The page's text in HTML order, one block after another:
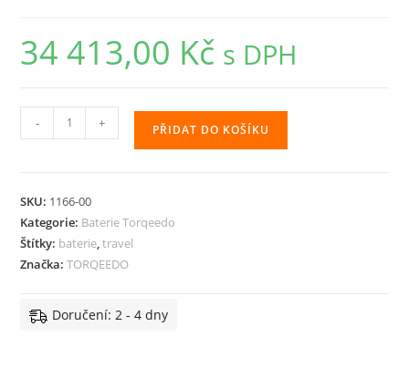
34 413,00 Kč s DPH
1080
TRAVEL
množství
- + PŘIDAT DO KOŠÍKU
SKU: 1166-00
Kategorie: Baterie Torqeedo
Štítky: baterie,travel
Značka:TORQEEDO
Doručení: 2 - 4 dny